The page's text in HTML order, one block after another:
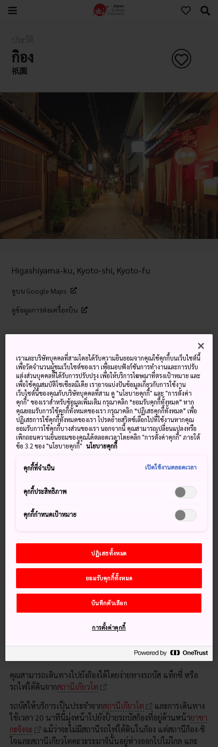
กิอง
祇園
Higashiyama-ku, Kyoto-shi, Kyoto-fu
ดูบน Google Maps
ดูข้อมูลการต่อเครื่องบิน
จุดเริ่มต้นของวัฒนธรรมเกอิชาและ
คาบุกิ พร้อมกับทิวทัศน์ที่ได้รับการ
อนุรักษ์ไว้อย่างงดงามจากอดีต
กิองเป็นสถานที่ที่สมบูรณ์แบบในการสำรวจเกียวโต
จากในอีก
ยุคหนึ่ง กิองเป็นที่รู้จักเนื่องจากการเป็นบริเวณแห่งความบันเทิง
โดยเฉพาะอย่างยิ่งสำหรับนักแสดงที่งดงามที่รู้จักกันในนามว่า
เกอิชา (หรือเพื่อความถูกต้องยิ่งขึ้น ต้องเรียกว่าเกโกะ) ซึ่งทำให้
ผู้คนจำนวนมากติดใจมาเป็นเวลานาน กิองเต็มไปด้วยบ้านที่ดู
เรียบง่ายแต่งดงาม และร้านชา ร้านอาหารที่ให้บริการอาหาร
เกียวโตแบบโบราณ และวัดและศาลเจ้าซึ่งเป็นที่เคารพ
เพลิดเพลินไปกับประสบการณ์การทานอาหารแบบ
โบราณที่บ้านแห่งหนึ่งบนถนนฮานามิ
รับบรรยากาศของคลองชิราคาวะใต้แสงจากโคมไฟ
คุณสามารถเดินทางไปยังกิองได้โดยง่ายทางรถบัส แท็กซี่ หรือ
รถไฟใต้ดินจากสถานีเกียวโต
รถบัสให้บริการเป็นประจำจากสถานีเกียวโต
และการเดินทาง
ใช้เวลา 20 นาทีนี้มุ่งหน้าไปยังป้ายรถบัสกิองที่อยู่ด้านหน้ายาซา
กะจิงจะ
แม้ว่าจะไม่มีสถานีรถไฟใต้ดินในกิอง แต่สถานีกิอง-ชิ
โจและสถานีเกียวโตคะวะระมาจินั้นอยู่ห่างออกไปไม่ไกล และ
เราและบริษัทบุคคลที่สามโดยได้รับความยินยอมจากคุณใช้คุกกี้บนเว็บไซต์นี้
เพื่อวัดจำนวนผู้ชมเว็บไซต์ของเรา เพื่อมอบฟังก์ชันการทำงานและการปรับ
แต่งส่วนบุคคลที่ได้รับการปรับปรุง เพื่อให้บริการโฆษณาที่ตรงเป้าหมาย และ
เพื่อใช้คุณสมบัติโซเชียลมีเดีย เราอาจแบ่งปันข้อมูลเกี่ยวกับการใช้งาน
เว็บไซต์นี้ของคุณกับบริษัทบุคคลที่สาม ดู "นโยบายคุกกี้" และ "การตั้งค่า
คุกกี้" ของเราสำหรับข้อมูลเพิ่มเติม กรุณาคลิก “ยอมรับคุกกี้ทั้งหมด” หาก
คุณยอมรับการใช้คุกกี้ทั้งหมดของเรา กรุณาคลิก “ปฏิเสธคุกกี้ทั้งหมด” เพื่อ
ปฏิเสธการใช้คุกกี้ทั้งหมดของเรา โปรดย้ายสวิตช์เลือกไปที่ใช้งานหากคุณ
ยอมรับการใช้คุกกี้บางส่วนของเรา นอกจากนี้ คุณสามารถเปลี่ยนแปลงหรือ
เพิกถอนความยินยอมของคุณได้ตลอดเวลาโดยคลิก "การตั้งค่าคุกกี้" ภายใต้
ข้อ 3.2 ของ "นโยบายคุกกี้" นโยบายคุกกี้
คุกกี้ที่จำเป็น เปิดใช้งานตลอดเวลา
คุกกี้ประสิทธิภาพ
คุกกี้กำหนดเป้าหมาย
ปฏิเสธทั้งหมด
ยอมรับคุกกี้ทั้งหมด
บันทึกตัวเลือก
การตั้งค่าคุกกี้